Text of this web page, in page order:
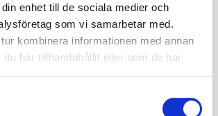
enhet till de sociala medier och
som vi samarbetar med.
kombinera informationen med annan
du har tillhandahållit eller som de har
gymnasiums mångsidiga verksamhet.